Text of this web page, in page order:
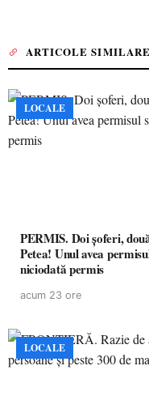
ARTICOLE SIMILARE
LOCALE
PERMIS. Doi șoferi,
Petea! Unul avea
niciodată permis
acum 23 ore
LOCALE